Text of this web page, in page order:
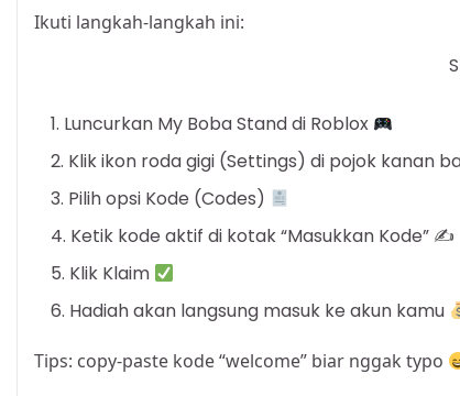
Ikuti langkah-langkah ini:
Luncurkan My Boba Stand di Roblox
Klik ikon roda gigi (Settings) di pojok kanan
Pilih opsi Kode (Codes)
Ketik kode aktif di kotak “Masukkan Kode” ✍️
Klik Klaim
Hadiah akan langsung masuk ke akun kamu
Tips: copy-paste kode “welcome” biar nggak typo